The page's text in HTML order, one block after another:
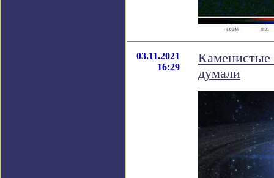
03.11.2021
16:29
Каменистые
думали